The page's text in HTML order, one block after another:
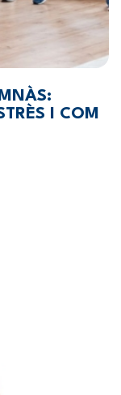
I COM